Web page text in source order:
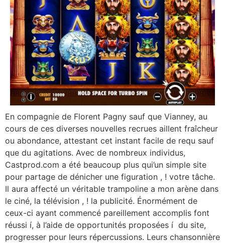
En compagnie de Florent Pagny sauf que Vianney, au
cours de ces diverses nouvelles recrues aillent fraîcheur
ou abondance, attestant cet instant facile de requ sauf
que du agitations. Avec de nombreux individus,
Castprod.com a été beaucoup plus qui’un simple site
pour partage de dénicher une figuration , ! votre tâche.
Il aura affecté un véritable trampoline a mon arène dans
le ciné, la télévision , ! la publicité. Énormément de
ceux-ci ayant commencé pareillement accomplis font
réussi í, à l’aide de opportunités proposées í du site,
progresser pour leurs répercussions. Leurs chansonnière